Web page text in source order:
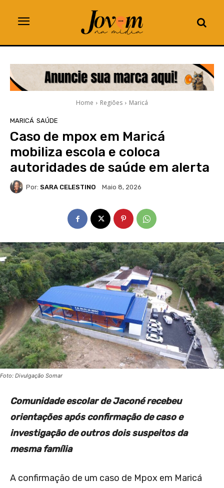
Home Regiões Maricá
MARICÁ SAÚDE
Caso de mpox em Maricá
mobiliza escola e coloca
autoridades de saúde em alerta
Por: SARA CELESTINO Maio 8, 2026
Foto: Divulgação Somar
Comunidade escolar de Jaconé recebeu
orientações após confirmação de caso e
investigação de outros dois suspeitos da
mesma família
A confirmação de um caso de Mpox em Maricá